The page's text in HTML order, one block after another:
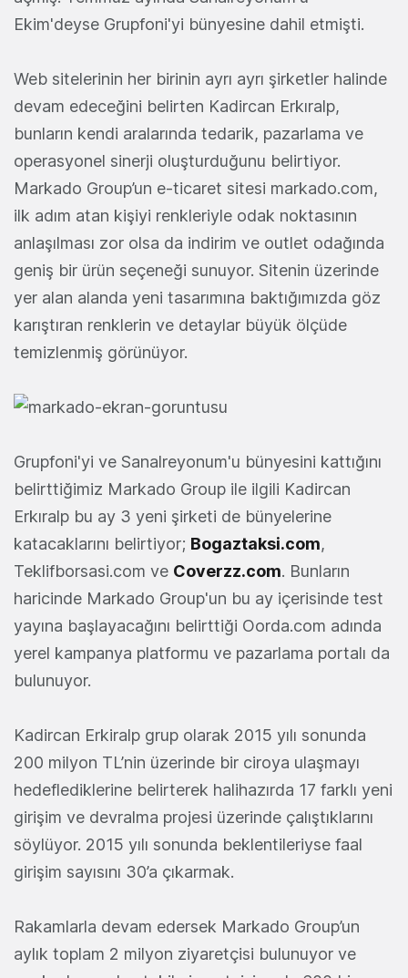
Ekim'deyse Grupfoni'yi bünyesine dahil etmişti.
Web sitelerinin her birinin ayrı ayrı şirketler halinde
devam edeceğini belirten Kadircan Erkıralp,
bunların kendi aralarında tedarik, pazarlama ve
operasyonel sinerji oluşturduğunu belirtiyor.
Markado Group’un e-ticaret sitesi markado.com,
ilk adım atan kişiyi renkleriyle odak noktasının
anlaşılması zor olsa da indirim ve outlet odağında
geniş bir ürün seçeneği sunuyor. Sitenin üzerinde
yer alan alanda yeni tasarımına baktığımızda göz
karıştıran renklerin ve detaylar büyük ölçüde
temizlenmiş görünüyor.
Grupfoni'yi ve Sanalreyonum'u bünyesini kattığını
belirttiğimiz Markado Group ile ilgili Kadircan
Erkıralp bu ay 3 yeni şirketi de bünyelerine
katacaklarını belirtiyor; Bogaztaksi.com,
Teklifborsasi.com ve Coverzz.com. Bunların
haricinde Markado Group'un bu ay içerisinde test
yayına başlayacağını belirttiği Oorda.com adında
yerel kampanya platformu ve pazarlama portalı da
bulunuyor.
Kadircan Erkiralp grup olarak 2015 yılı sonunda
200 milyon TL’nin üzerinde bir ciroya ulaşmayı
hedeflediklerine belirterek halihazırda 17 farklı yeni
girişim ve devralma projesi üzerinde çalıştıklarını
söylüyor. 2015 yılı sonunda beklentileriyse faal
girişim sayısını 30’a çıkarmak.
Rakamlarla devam edersek Markado Group’un
aylık toplam 2 milyon ziyaretçisi bulunuyor ve